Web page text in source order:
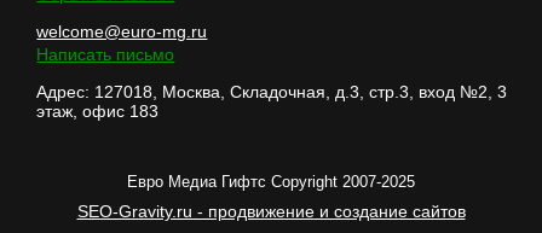
welcome@euro-mg.ru
Написать письмо
Адрес: 127018, Москва, Складочная, д.3, стр.3, вход №2, 3
этаж, офис 183
Евро Медиа Гифтс Copyright 2007-2025
SEO-Gravity.ru - продвижение и создание сайтов